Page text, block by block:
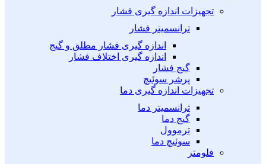
تجهیزات اندازه گیری فشار
ترانسمیتر فشار
اندازه گیری فشار مطلق و گیج
اندازه گیری اختلاف فشار
گیج فشار
پرشر سوئیچ
تجهیزات اندازه گیری دما
ترانسمیتر دما
گیج دما
ترموول
سوئیچ دما
فلومتر